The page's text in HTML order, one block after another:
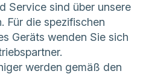
Service sind über unsere
Für die spezifischen
Geräts wenden Sie sich
werden gemäß den